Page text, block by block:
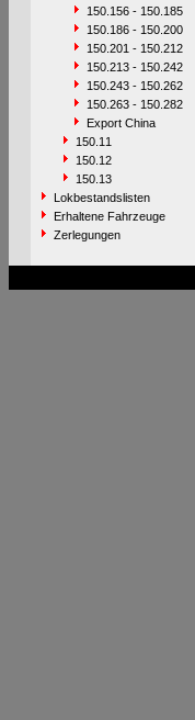
150.156 - 150.185
150.186 - 150.200
150.201 - 150.212
150.213 - 150.242
150.243 - 150.262
150.263 - 150.282
Export China
150.11
150.12
150.13
Lokbestandslisten
Erhaltene Fahrzeuge
Zerlegungen